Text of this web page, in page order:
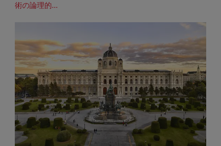
術の論理的...